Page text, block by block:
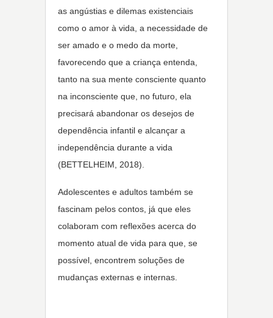
as angústias e dilemas existenciais
como o amor à vida, a necessidade de
ser amado e o medo da morte,
favorecendo que a criança entenda,
tanto na sua mente consciente quanto
na inconsciente que, no futuro, ela
precisará abandonar os desejos de
dependência infantil e alcançar a
independência durante a vida
(BETTELHEIM, 2018).
Adolescentes e adultos também se
fascinam pelos contos, já que eles
colaboram com reflexões acerca do
momento atual de vida para que, se
possível, encontrem soluções de
mudanças externas e internas.